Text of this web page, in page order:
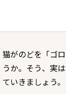
猫がのどを「ゴ
うか。そう、実
ていきましょう。